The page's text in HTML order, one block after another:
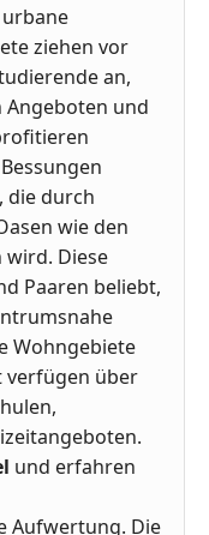
ziehen vor
an,
Angeboten und
die durch
wie den
Diese
Paaren beliebt,
Wohngebiete
verfügen über
und erfahren
Aufwertung. Die